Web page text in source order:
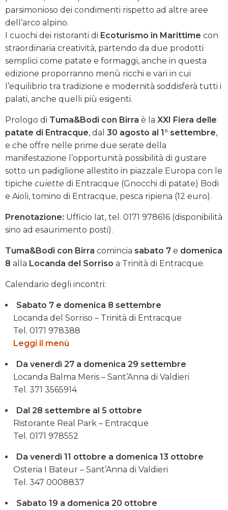
parsimonioso dei condimenti rispetto ad altre aree
dell’arco alpino.
I cuochi dei ristoranti di Ecoturismo in Marittime con
straordinaria creatività, partendo da due prodotti
semplici come patate e formaggi, anche in questa
edizione proporranno menù ricchi e vari in cui
l’equilibrio tra tradizione e modernità soddisferà tutti i
palati, anche quelli più esigenti.
Prologo di Tuma&Bodi con Birra è la XXI Fiera delle
patate di Entracque, dal 30 agosto al 1° settembre,
e che offre nelle prime due serate della
manifestazione l’opportunità possibilità di gustare
sotto un padiglione allestito in piazzale Europa con le
tipiche cuiette di Entracque (Gnocchi di patate) Bodi
e Aioli, tomino di Entracque, pesca ripiena (12 euro).
Prenotazione: Ufficio Iat, tel. 0171 978616 (disponibilità
sino ad esaurimento posti).
Tuma&Bodi con Birra comincia sabato 7 e domenica
8 alla Locanda del Sorriso a Trinità di Entracque.
Calendario degli incontri:
Sabato 7 e domenica 8 settembre
Locanda del Sorriso – Trinità di Entracque
Tel. 0171 978388
Leggi il menù
Da venerdì 27 a domenica 29 settembre
Locanda Balma Meris – Sant’Anna di Valdieri
Tel. 371 3565914
Dal 28 settembre al 5 ottobre
Ristorante Real Park – Entracque
Tel. 0171 978552
Da venerdì 11 ottobre a domenica 13 ottobre
Osteria I Bateur – Sant’Anna di Valdieri
Tel. 347 0008837
Sabato 19 a domenica 20 ottobre